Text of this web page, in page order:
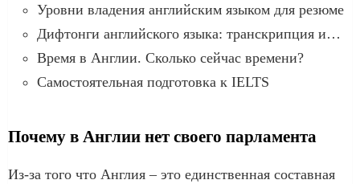
Уровни владения английским языком для резюме
Дифтонги английского языка: транскрипция и…
Время в Англии. Сколько сейчас времени?
Самостоятельная подготовка к IELTS
Почему в Англии нет своего парламента
Из-за того что Англия – это единственная составная